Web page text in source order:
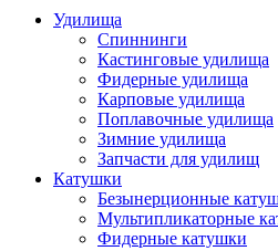
Удилища
Спиннинги
Кастинговые удилища
Фидерные удилища
Карповые удилища
Поплавочные удилища
Зимние удилища
Запчасти для удилищ
Катушки
Безынерционные
Мультипликаторные
Фидерные катушки